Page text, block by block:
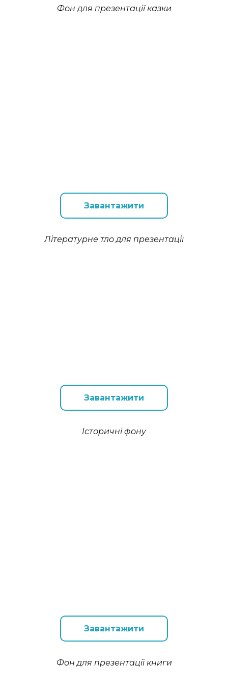
Фон для презентації казки
Завантажити
Літературне тло для презентації
Завантажити
Історичні фону
Завантажити
Фон для презентації книги